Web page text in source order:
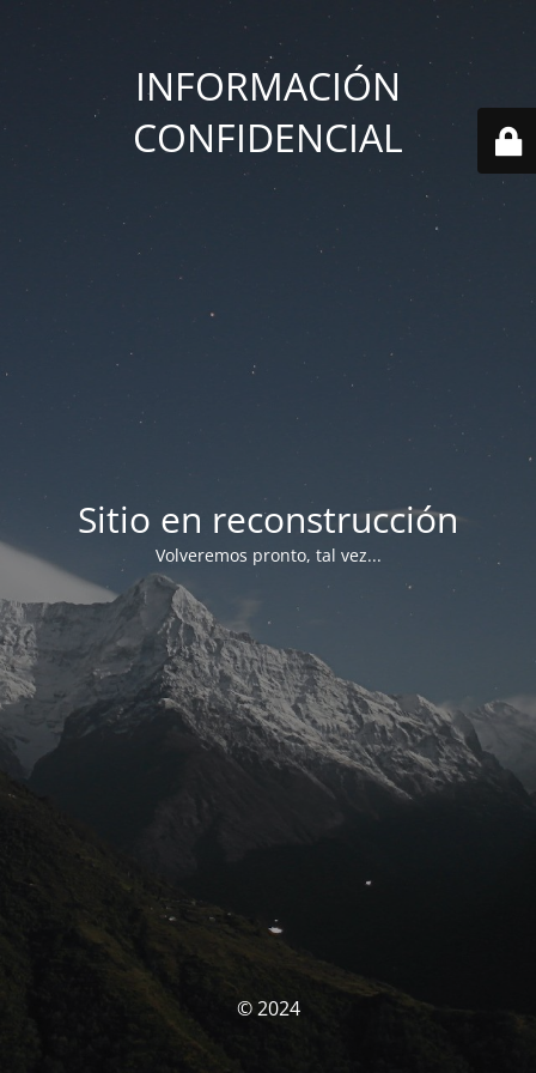
INFORMACIÓN
CONFIDENCIAL
Sitio en reconstrucción
Volveremos pronto, tal vez...
© 2024